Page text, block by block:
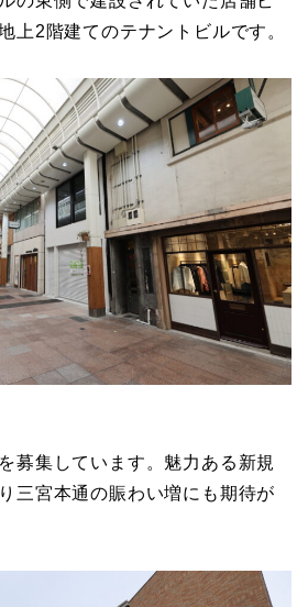
上2階建てのテナントビルです。
募集しています。魅力ある新規
三宮本通の賑わい増にも期待が